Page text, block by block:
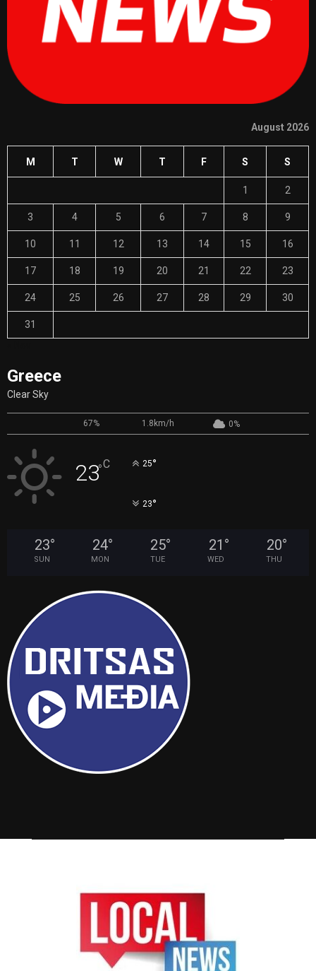
August 2026
M T W T F S S
1 2
3 4 5 6 7 8 9
10 11 12 13 14 15 16
17 18 19 20 21 22 23
24 25 26 27 28 29 30
31
Greece
Clear Sky
67% 1.8km/h 0%
23°C 25°
23°
23°
SUN
24°
MON
25°
TUE
21 °
WED
20°
THU